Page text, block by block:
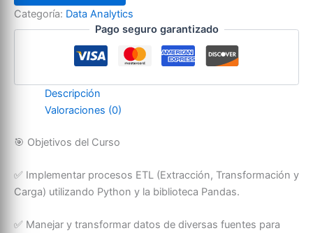
Categoría: Data Analytics
Pago seguro garantizado
Descripción
Valoraciones (0)
🎯 Objetivos del Curso
✅ Implementar procesos ETL (Extracción, Transformación y
Carga) utilizando Python y la biblioteca Pandas.
✅ Manejar y transformar datos de diversas fuentes para